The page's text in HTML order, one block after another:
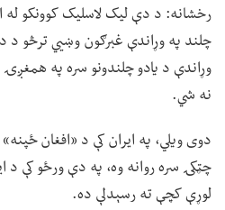
رخشانه: د دې لیک لاسلیک کوونکو له
چلند په وړاندې غبرګون وښيي ترڅو د
وړاندې د یادو چلندونو سره په
نه شي.
دوی ویلي، په ایران کې د «افغان
چټکۍ سره روانه وه، په دې ورځو کې د
لوړې کچې ته رسېدلې ده.